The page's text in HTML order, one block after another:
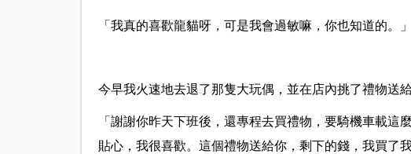
「我真的喜歡龍貓呀，可是我會過敏嘛，你也知道的。」
今早我火速地去退了那隻大玩偶，並在店內挑了禮物送
「謝謝你昨天下班後，還專程去買禮物，要騎機車載這
貼心，我很喜歡。這個禮物送給你，剩下的錢，我買了